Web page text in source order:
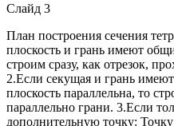
Слайд 3
План построения сечения
плоскость и грань имеют
строим сразу, как отрезок,
2.Если секущая и грань
плоскость параллельна, то
параллельно грани. 3.Если
дополнительную точку: